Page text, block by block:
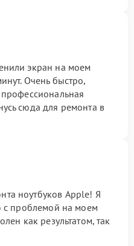
экран на моем
Очень быстро,
сюда для ремонта в
ноутбуков Apple! Я
с проблемой на моем
как результатом, так